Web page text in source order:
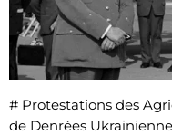
# Protestations des
de Denrées